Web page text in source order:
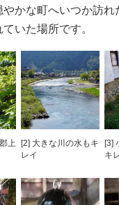
やかな町へいつか訪
いた場所です。
上
[2] 大きな川の水もキ
レイ
[3]
キ